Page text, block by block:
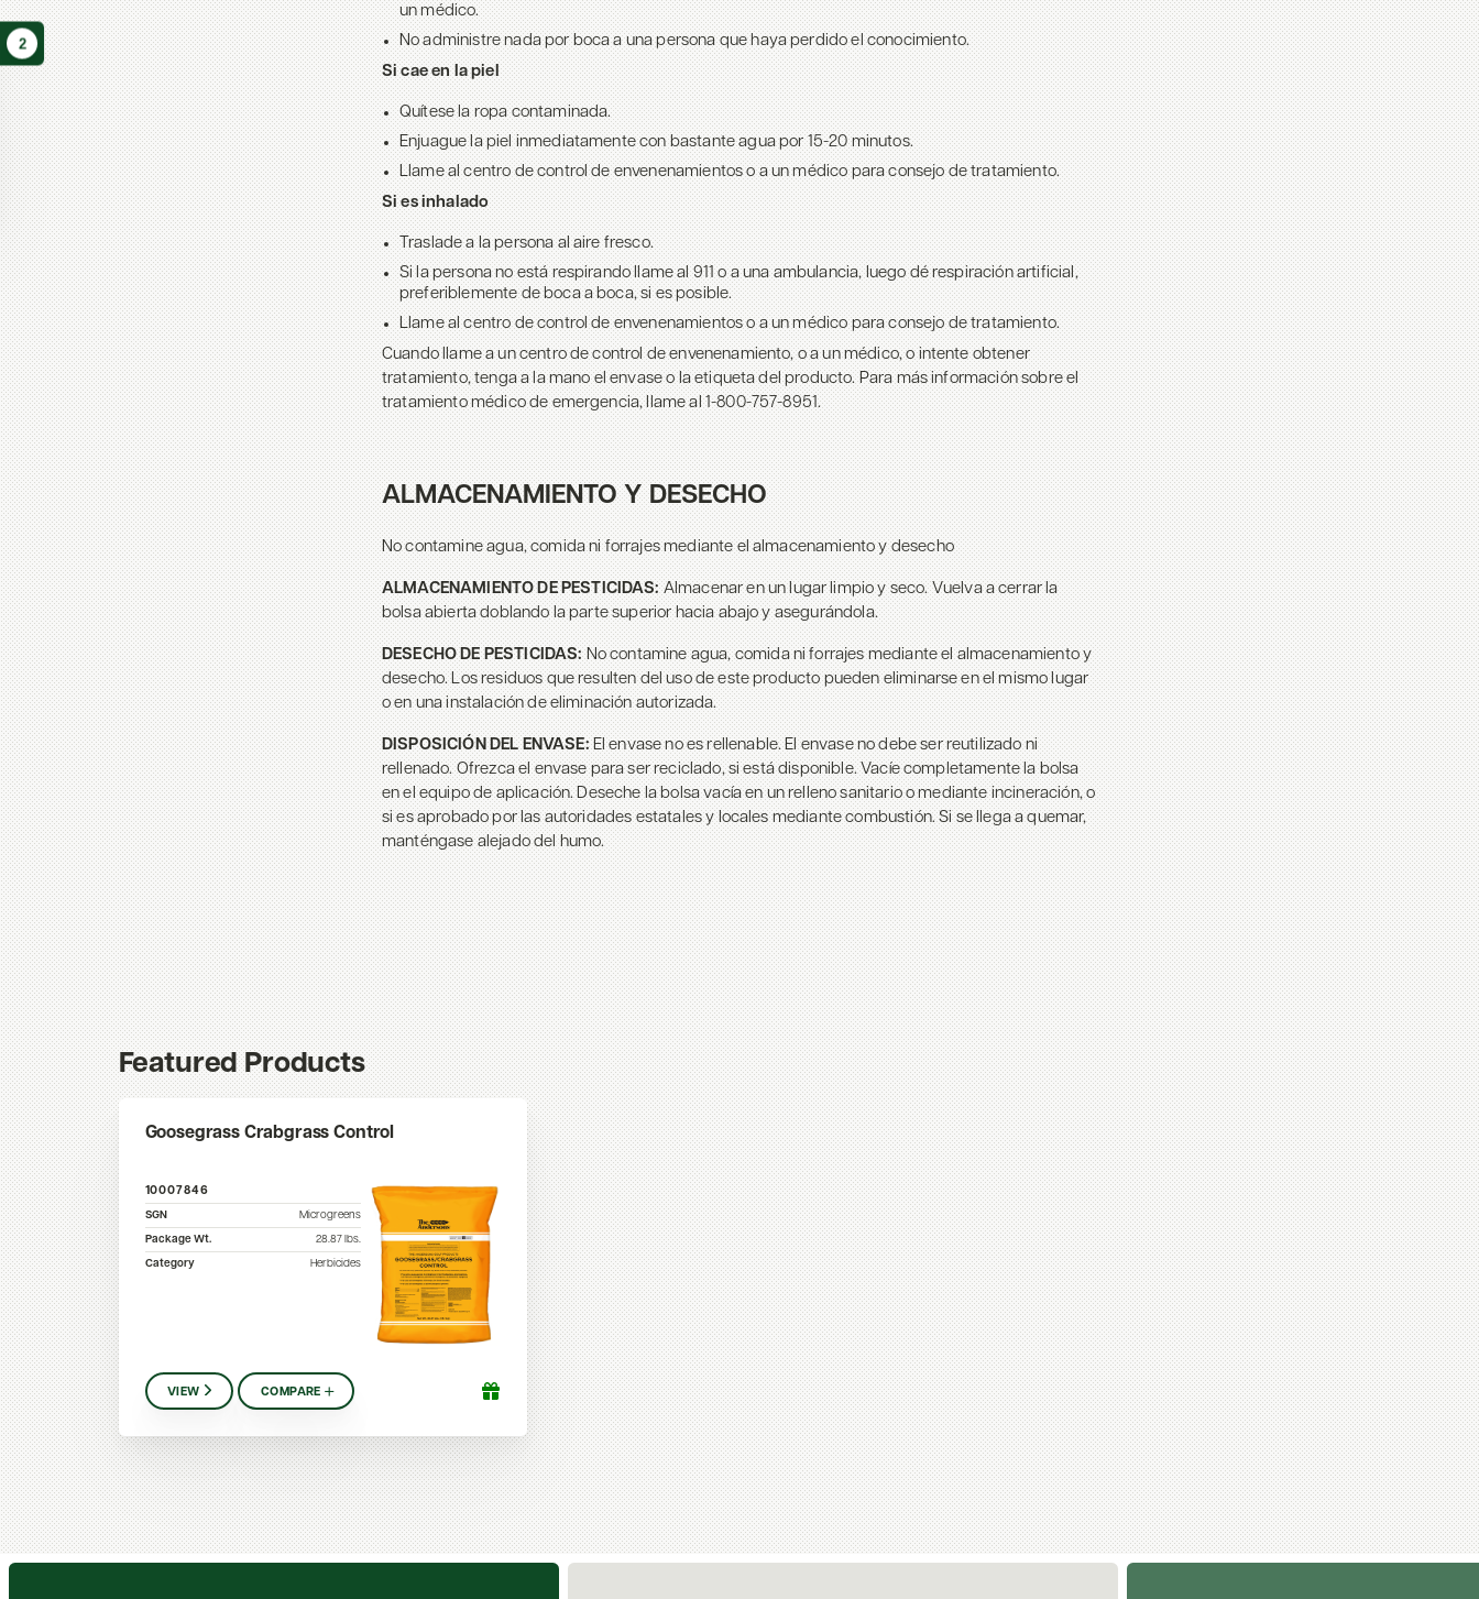
2
un médico.
No administre nada por boca a una persona que haya perdido el conocimiento.
Si cae en la piel
Quítese la ropa contaminada.
Enjuague la piel inmediatamente con bastante agua por 15-20 minutos.
Llame al centro de control de envenenamientos o a un médico para consejo de tratamiento.
Si es inhalado
Traslade a la persona al aire fresco.
Si la persona no está respirando llame al 911 o a una ambulancia, luego dé respiración artificial,
preferiblemente de boca a boca, si es posible.
Llame al centro de control de envenenamientos o a un médico para consejo de tratamiento.
Cuando llame a un centro de control de envenenamiento, o a un médico, o intente obtener
tratamiento, tenga a la mano el envase o la etiqueta del producto. Para más información sobre el
tratamiento médico de emergencia, llame al 1-800-757-8951.
ALMACENAMIENTO Y DESECHO
No contamine agua, comida ni forrajes mediante el almacenamiento y desecho
ALMACENAMIENTO DE PESTICIDAS:Almacenar en un lugar limpio y seco. Vuelva a cerrar la
bolsa abierta doblando la parte superior hacia abajo y asegurándola.
DESECHO DE PESTICIDAS:No contamine agua, comida ni forrajes mediante el almacenamiento y
desecho. Los residuos que resulten del uso de este producto pueden eliminarse en el mismo lugar
o en una instalación de eliminación autorizada.
DISPOSICIÓN DEL ENVASE:El envase no es rellenable. El envase no debe ser reutilizado ni
rellenado. Ofrezca el envase para ser reciclado, si está disponible. Vacíe completamente la bolsa
en el equipo de aplicación. Deseche la bolsa vacía en un relleno sanitario o mediante incineración, o
si es aprobado por las autoridades estatales y locales mediante combustión. Si se llega a quemar,
manténgase alejado del humo.
Featured Products
Goosegrass Crabgrass Control
10007846
SGN
Microgreens
Package Wt.
28.87 lbs.
Category
Herbicides
VIEW COMPARE